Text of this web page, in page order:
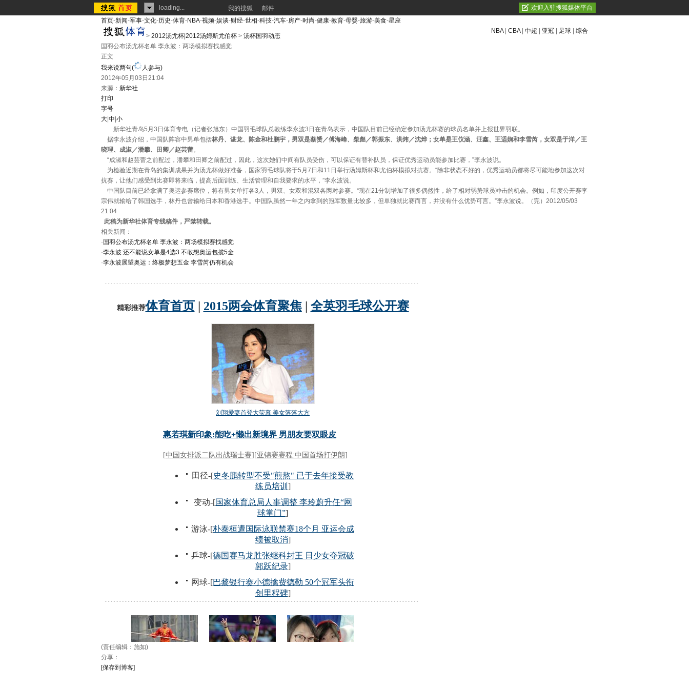
loading... 我的搜狐 邮件
欢迎入驻搜狐媒体平台
首页-新闻-军事-文化-历史-体育-NBA-视频-娱谈-财经-世相-科技-汽车-房产-时尚-健康-教育-母婴-旅游-美食-星座
> 2012汤尤杯|2012汤姆斯尤伯杯 > 汤杯国羽动态
NBA| CBA| 中超 亚冠 足球 综合
国羽公布汤尤杯名单 李永波：两场模拟赛找感觉
正文
我来说两句(
人参与)
2012年05月03日21:04
来源： 新华社
打印
字号
大 中 小
新华社青岛5月3日体育专电（记者张旭东）中国羽毛球队总教练李永波3日在青岛表示，中国队目前已经确定参加汤尤杯赛的球员名单并上报世界羽联。
据李永波介绍，中国队阵容中男单包括林丹、谌龙、陈金和杜鹏宇，男双是蔡赟／傅海峰、柴彪／郭振东、洪炜／沈烨；女单是王仪涵、汪鑫、王适娴和李雪芮，女双是于洋／王
晓理、成淑／潘攀、田卿／赵芸蕾。
“成淑和赵芸蕾之前配过，潘攀和田卿之前配过，因此，这次她们中间有队员受伤，可以保证有替补队员，保证优秀运动员能参加比赛，”李永波说。
为检验近期在青岛的集训成果并为汤尤杯做好准备，国家羽毛球队将于5月7日和11日举行汤姆斯杯和尤伯杯模拟对抗赛。“除非状态不好的，优秀运动员都将尽可能地参加这次对
抗赛，让他们感受到比赛即将来临，提高后面训练、生活管理和自我要求的水平，”李永波说。
中国队目前已经拿满了奥运参赛席位，将有男女单打各3人，男双、女双和混双各两对参赛。“现在21分制增加了很多偶然性，给了相对弱势球员冲击的机会。例如，印度公开赛李
宗伟就输给了韩国选手，林丹也曾输给日本和香港选手。中国队虽然一年之内拿到的冠军数量比较多，但单独就比赛而言，并没有什么优势可言。”李永波说。（完）2012/05/03
21:04
此稿为新华社体育专线稿件，严禁转载。
相关新闻：
· 国羽公布汤尤杯名单 李永波：两场模拟赛找感觉
·李永波:还不能说女单是4选3 不敢想奥运包揽5金
·李永波展望奥运：终极梦想五金 李雪芮仍有机会
(责任编辑：施如)
分享：
[保存到博客]